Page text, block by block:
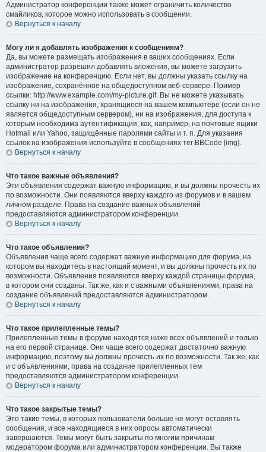
Администратор конференции также может ограничить количество
смайликов, которое можно использовать в сообщении.
Вернуться к началу
Могу ли я добавлять изображения к сообщениям?
Да, вы можете размещать изображения в ваших сообщениях. Если
администратор разрешил добавлять вложения, вы можете загрузить
изображение на конференцию. Если нет, вы должны указать ссылку на
изображение, сохранённое на общедоступном веб-сервере. Пример
ссылки: http://www.example.com/my-picture.gif. Вы не можете указывать
ссылку ни на изображения, хранящиеся на вашем компьютере (если он не
является общедоступным сервером), ни на изображения, для доступа к
которым необходима аутентификация, как, например, на почтовые ящики
Hotmail или Yahoo, защищённые паролями сайты и т. п. Для указания
ссылок на изображения используйте в сообщениях тег BBCode [img].
Вернуться к началу
Что такое важные объявления?
Эти объявления содержат важную информацию, и вы должны прочесть их
по возможности. Они появляются вверху каждого из форумов и в вашем
личном разделе. Права на создание важных объявлений
предоставляются администратором конференции.
Вернуться к началу
Что такое объявления?
Объявления чаще всего содержат важную информацию для форума, на
котором вы находитесь в настоящий момент, и вы должны прочесть их по
возможности. Объявления появляются вверху каждой страницы форума,
в котором они созданы. Так же, как и с важными объявлениями, права на
создание объявлений предоставляются администратором.
Вернуться к началу
Что такое прилепленные темы?
Прилепленные темы в форуме находятся ниже всех объявлений и только
на его первой странице. Они чаще всего содержат достаточно важную
информацию, поэтому вы должны прочесть их по возможности. Так же, как
и с объявлениями, права на создание прилепленных тем
предоставляются администратором конференции.
Вернуться к началу
Что такое закрытые темы?
Это такие темы, в которых пользователи больше не могут оставлять
сообщения, и все находящиеся в них опросы автоматически
завершаются. Темы могут быть закрыты по многим причинам
модератором форума или администратором конференции. Вы также